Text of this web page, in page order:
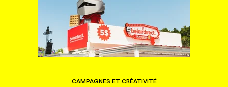
CAMPAGNES ET CRÉATIVITÉ